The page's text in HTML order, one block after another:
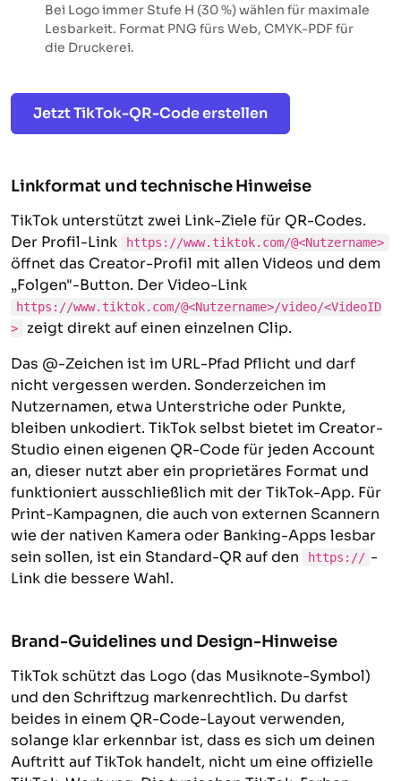
Bei Logo immer Stufe H (30 %) wählen für maximale
Lesbarkeit. Format PNG fürs Web, CMYK-PDF für
die Druckerei.
Jetzt TikTok-QR-Code erstellen
Linkformat und technische Hinweise
TikTok unterstützt zwei Link-Ziele für QR-Codes.
Der Profil-Link
https://www.tiktok.com/@<Nutzername>
öffnet das Creator-Profil mit allen Videos und dem
„Folgen"-Button. Der Video-Link
https://www.tiktok.com/@<Nutzername>/video/<VideoID
>
zeigt direkt auf einen einzelnen Clip.
Das @-Zeichen ist im URL-Pfad Pflicht und darf
nicht vergessen werden. Sonderzeichen im
Nutzernamen, etwa Unterstriche oder Punkte,
bleiben unkodiert. TikTok selbst bietet im Creator-
Studio einen eigenen QR-Code für jeden Account
an, dieser nutzt aber ein proprietäres Format und
funktioniert ausschließlich mit der TikTok-App. Für
Print-Kampagnen, die auch von externen Scannern
wie der nativen Kamera oder Banking-Apps lesbar
sein sollen, ist ein Standard-QR auf den
https:// -
Link die bessere Wahl.
Brand-Guidelines und Design-Hinweise
TikTok schützt das Logo (das Musiknote-Symbol)
und den Schriftzug markenrechtlich. Du darfst
beides in einem QR-Code-Layout verwenden,
solange klar erkennbar ist, dass es sich um deinen
Auftritt auf TikTok handelt, nicht um eine offizielle